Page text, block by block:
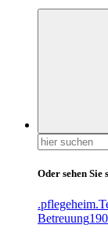
Suchen
nach:
Oder sehen Sie
.pflegeheim
Betreuung